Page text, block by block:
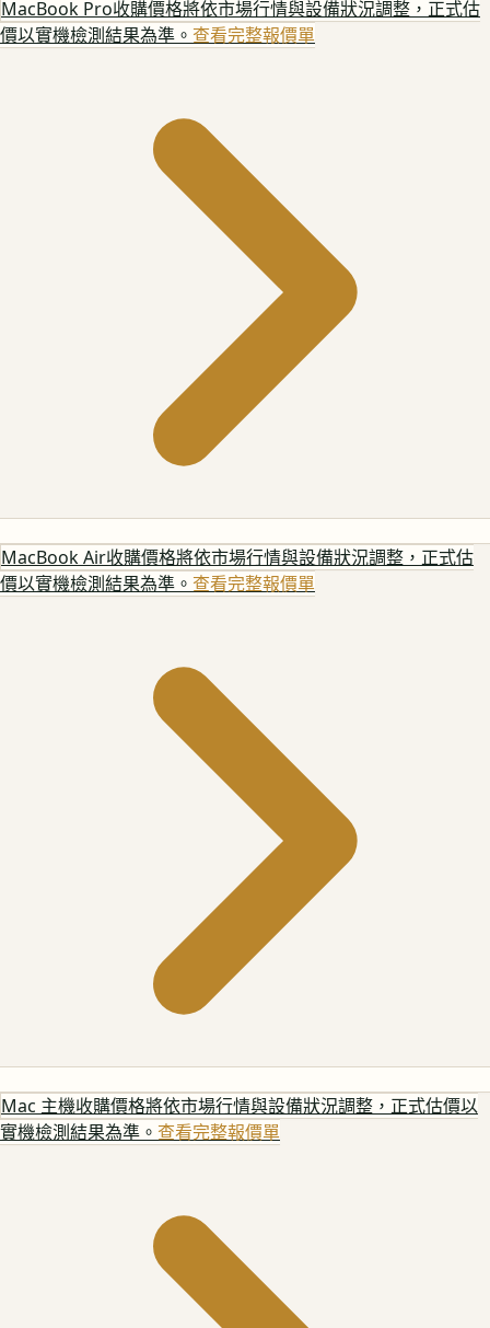
MacBook Pro收購價格將依市場行情與設備狀況調整，正式估
價以實機檢測結果為準。 查看完整報價單
MacBook Air收購價格將依市場行情與設備狀況調整，正式估
價以實機檢測結果為準。 查看完整報價單
Mac 主機收購價格將依市場行情與設備狀況調整，正式估價以
實機檢測結果為準。 查看完整報價單